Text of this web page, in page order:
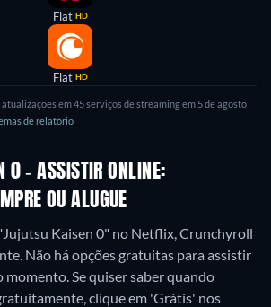
Flat HD
Flat HD
em 45 serviços de streaming em 5 de agosto
de relatório
0 - ASSISTIR ONLINE:
OU ALUGUE
Kaisen 0" no Netflix, Crunchyroll
Não há opções gratuitas para assistir
momento. Se quiser saber quando
clique em 'Grátis' nos